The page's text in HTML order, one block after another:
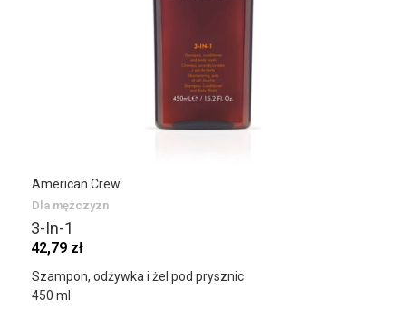
American Crew
Dla mężczyzn
3-In-1
42,79 zł
Szampon, odżywka i żel pod prysznic
450 ml